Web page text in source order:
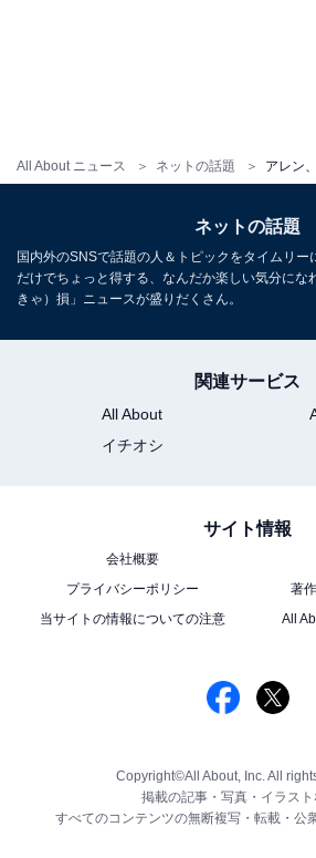
All About ニュース ネットの話題
ネットの話題
国内外のSNSで話題の人＆トピックをタイムリー
だけでちょっと得する、なんだか楽しい気分にな
きゃ）損」ニュースが盛りだくさん。
関連サービス
All About
イチオシ
サイト情報
会社概要
プライバシーポリシー
著
当サイトの情報についての注意
All
Copyright©All About, Inc. All
掲載の記事・写真・イラスト
すべてのコンテンツの無断複写・転載・公